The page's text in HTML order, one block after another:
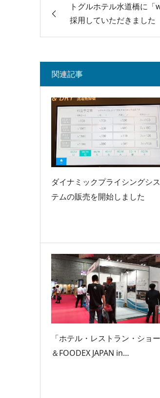
トグルホテル水道橋に
採用していただきました
関連記事
ダイナミックプライシングシス
テムの販売を開始しました
「ホテル・レストラン・ショー
＆FOODEX JAPAN in…